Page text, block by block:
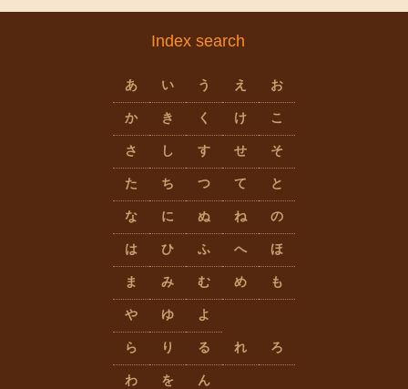
Index search
あ い う え お
か き く け こ
さ し す せ そ
た ち つ て と
な に ぬ ね の
は ひ ふ へ ほ
ま み む め も
や ゆ よ
ら り る れ ろ
わ を ん